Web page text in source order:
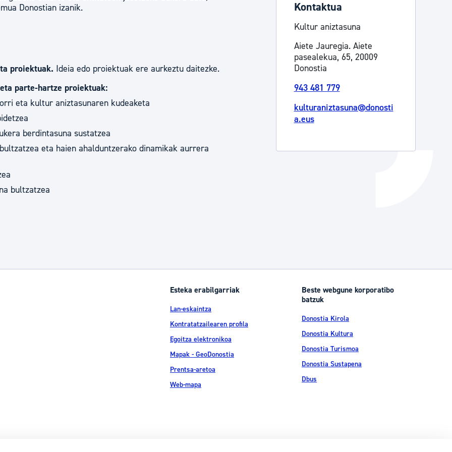
Gardentasun ataria
Tramitaziorako laguntza
Donostian izanik.
proiektuak. Ideia edo proiektuak ere aurkeztu daitezke.
parte-hartze proiektuak:
eta kultur aniztasunaren kudeaketa
berdintasuna sustatzea
eta haien ahalduntzerako dinamikak aurrera
bultzatzea
Kontaktua
Kultur aniztasuna
Aiete Jauregia. Aiete
pasealekua, 65, 20009
Donostia
943 481 779
kulturaniztasuna@donosti
a.eus
Esteka erabilgarriak
Lan-eskaintza
Kontratatzailearen profila
Egoitza elektronikoa
Mapak - GeoDonostia
Prentsa-aretoa
Web-mapa
Beste webgune korporatibo
batzuk
Donostia Kirola
Donostia Kultura
Donostia Turismoa
Donostia Sustapena
Dbus